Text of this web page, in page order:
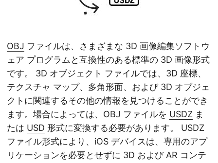
OBJ ファイルは、さまざまな 3D 画像編集ソフトウ
ェア プログラムと互換性のある標準の 3D 画像形式
です。 3D オブジェクト ファイルでは、3D 座標、
テクスチャ マップ、多角形面、および 3D オブジェ
クトに関連するその他の情報を見つけることができ
ます。場合によっては、OBJ ファイルを USDZ ま
たは USD 形式に変換する必要があります。 USDZ
ファイル形式により、iOS デバイスは、専用のアプ
リケーションを必要とせずに 3D および AR コンテ